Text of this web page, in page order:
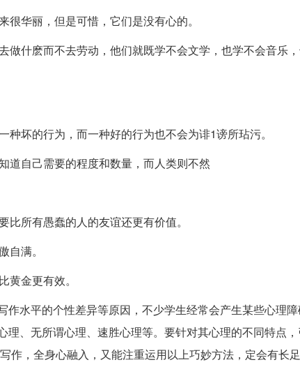
华丽，但是可惜，它们是没有心的。
做什麽而不去劳动，他们就既学不会文学，也学不会音乐
种坏的行为，而一种好的行为也不会为诽1谤所玷污。
道自己需要的程度和数量，而人类则不然
所有愚蠢的人的友谊还更有价值。
自满。
黄金更有效。
作水平的个性差异等原因，不少学生经常会产生某些心理
理、无所谓心理、速胜心理等。要针对其心理的不同特点
作，全身心融入，又能注重运用以上巧妙方法，定会有长